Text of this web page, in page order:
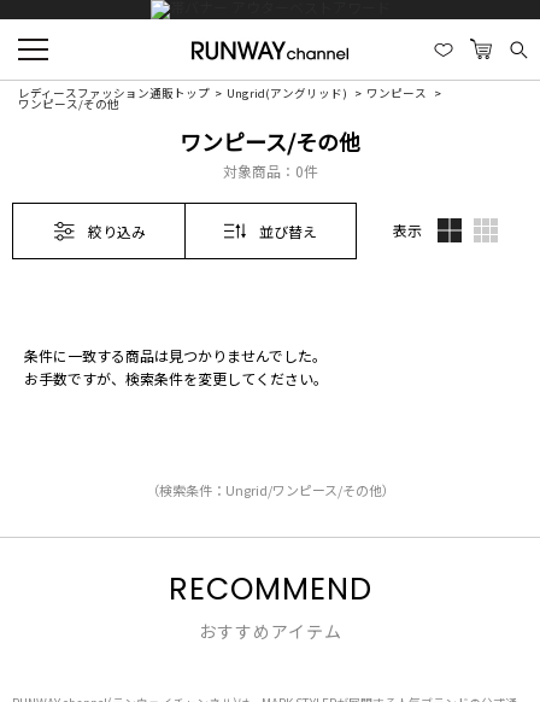
レディースファッション通販トップ Ungrid(アングリッド) ワンピース
ワンピース/その他
ワンピース/その他
対象商品： 0件
絞り込み 並び替え 表示
条件に一致する商品は見つかりませんでした。
お手数ですが、検索条件を変更してください。
（検索条件：Ungrid/ワンピース/その他）
RECOMMEND
おすすめアイテム